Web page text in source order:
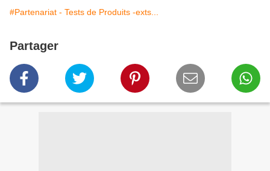
#Partenariat - Tests de Produits -exts...
Partager